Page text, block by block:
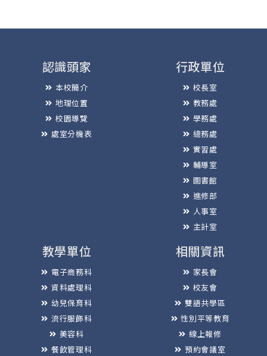
認識頭家
本校簡介
地理位置
校園導覽
處室分機表
行政單位
校長室
教務處
學務處
總務處
實習處
輔導室
圖書館
進修部
人事室
主計室
教學單位
電子商務科
資料處理科
幼兒保育科
流行服飾科
美容科
餐飲管理科
相關資訊
家長會
校友會
雙語共學區
性別平等教育
線上報修
預約會議室